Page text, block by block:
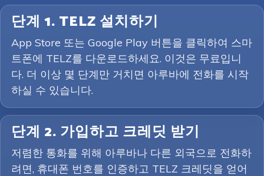
단계 1. TELZ 설치하기
App Store 또는 Google Play 버튼을 클릭하여 스마
트폰에 TELZ를 다운로드하세요. 이것은 무료입니
다. 더 이상 몇 단계만 거치면 아루바에 전화를 시작
하실 수 있습니다.
단계 2. 가입하고 크레딧 받기
저렴한 통화를 위해 아루바나 다른 외국으로 전화하
려면, 휴대폰 번호를 인증하고 TELZ 크레딧을 얻어